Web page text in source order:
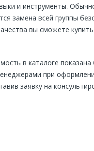
и инструменты.
замена всей группы
вы сможете
в каталоге показана
при
заявку на